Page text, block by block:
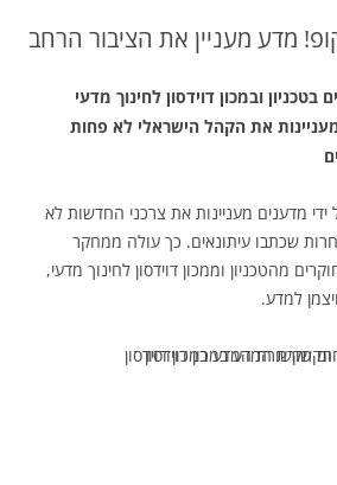
מדע מעניין את הציבור הרחב
ובמכון דוידסון לחינוך מדעי
את הקהל הישראלי לא פחות
ידי מדענים מעניינות את צרכני החדשות לא
שכתבו עיתונאים. כך עולה ממחקר
מהטכניון וממכון דוידסון לחינוך מדעי,
למדע.
המדע במכון דוידסון